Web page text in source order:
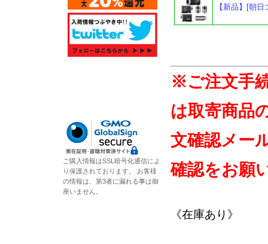
【新品】[朝
※ご注文手
は取寄商品
文確認メー
確認をお願
《在庫あり》
ご購入情報はSSL暗号化通信によ
り保護されております。 お客様
の情報は、第3者に漏れる事は御
座いません。